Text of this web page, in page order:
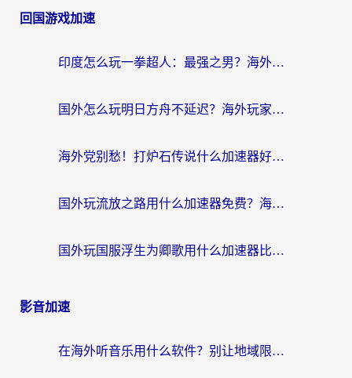
回国游戏加速
印度怎么玩一拳超人：最强之男？海外党国服游戏加速避坑指南
国外怎么玩明日方舟不延迟？海外玩家国服游戏加速终极指南（附DNF梦幻诛仙解决方案）
海外党别愁！打炉石传说什么加速器好用？3个实用技巧解决国服游戏卡顿
国外玩流放之路用什么加速器免费？海外党亲测有效的国服游戏加速指南
国外玩国服浮生为卿歌用什么加速器比较好？海外党亲测不踩坑指南
影音加速
在海外听音乐用什么软件？别让地域限制断了你的华语歌单